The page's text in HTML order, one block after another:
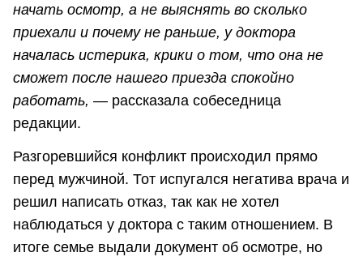
начать осмотр, а не выяснять во сколько
приехали и почему не раньше, у доктора
началась истерика, крики о том, что она не
сможет после нашего приезда спокойно
работать, — рассказала собеседница
редакции.
Разгоревшийся конфликт происходил прямо
перед мужчиной. Тот испугался негатива врача и
решил написать отказ, так как не хотел
наблюдаться у доктора с таким отношением. В
итоге семье выдали документ об осмотре, но